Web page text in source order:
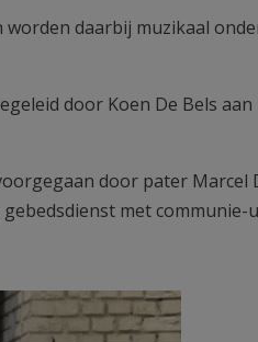
worden daarbij muzikaal
door Koen De Bels
door pater Marcel
met communie-